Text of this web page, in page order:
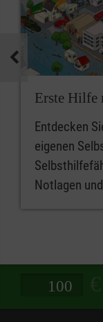
Erste Hilfe
Entdecken
eigenen
Notlagen
Spendenbetrag